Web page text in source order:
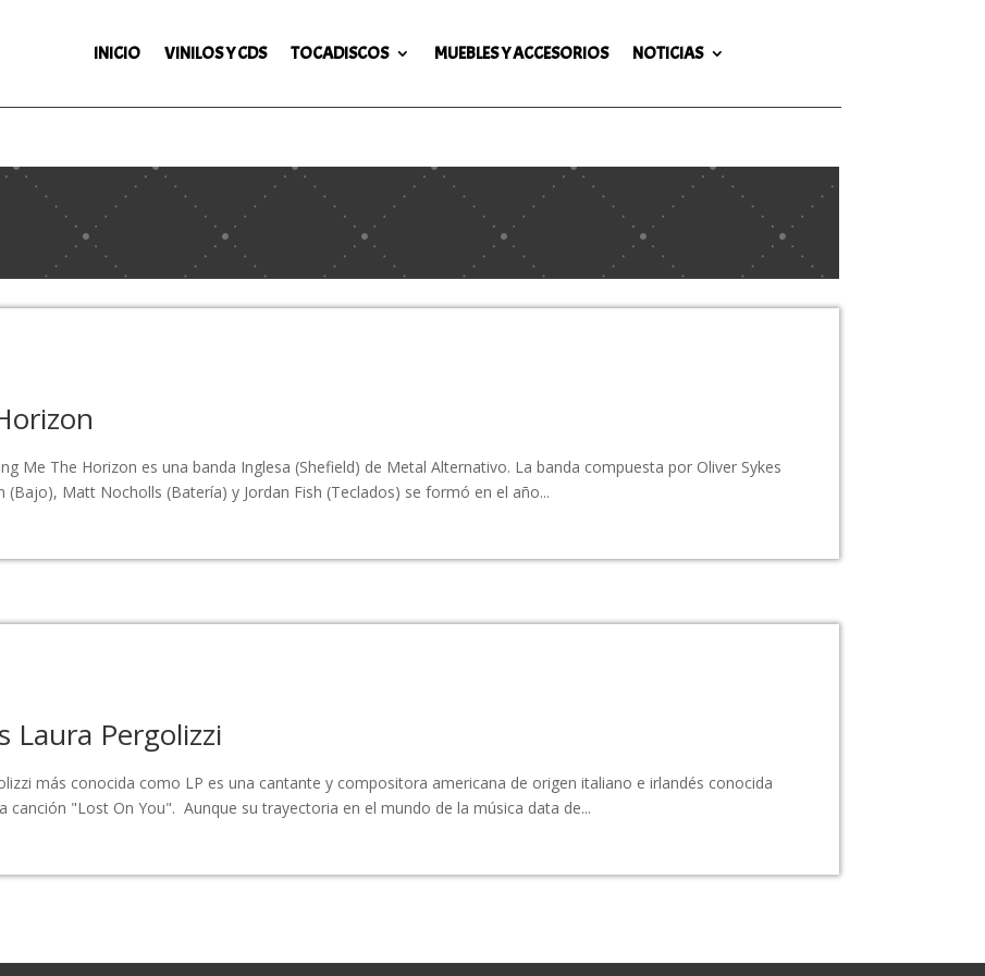
INICIO VINILOS Y CDS TOCADISCOS MUEBLES Y ACCESORIOS NOTICIAS
Me The Horizon es una banda Inglesa (Shefield) de Metal Alternativo. La banda compuesta por Oliver Sykes
(Bajo), Matt Nocholls (Batería) y Jordan Fish (Teclados) se formó en el año...
Laura Pergolizzi
más conocida como LP es una cantante y compositora americana de origen italiano e irlandés conocida
canción "Lost On You". Aunque su trayectoria en el mundo de la música data de...